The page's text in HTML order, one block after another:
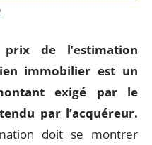
de l’estimation
immobilier est un
exigé par le
par l’acquéreur.
doit se montrer